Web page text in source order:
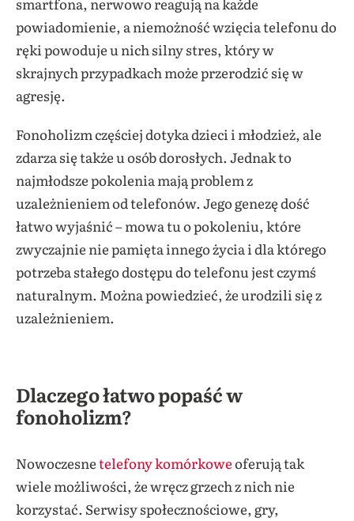
powiadomienie, a niemożność wzięcia telefonu do
ręki powoduje u nich silny stres, który w
skrajnych przypadkach może przerodzić się w
agresję.
Fonoholizm częściej dotyka dzieci i młodzież, ale
zdarza się także u osób dorosłych. Jednak to
najmłodsze pokolenia mają problem z
uzależnieniem od telefonów. Jego genezę dość
łatwo wyjaśnić – mowa tu o pokoleniu, które
zwyczajnie nie pamięta innego życia i dla którego
potrzeba stałego dostępu do telefonu jest czymś
naturalnym. Można powiedzieć, że urodzili się z
uzależnieniem.
Dlaczego łatwo popaść w
fonoholizm?
Nowoczesnetelefony komórkoweoferują tak
wiele możliwości, że wręcz grzech z nich nie
korzystać. Serwisy społecznościowe, gry,